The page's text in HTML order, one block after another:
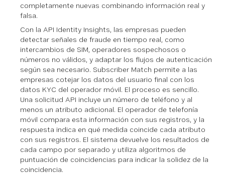
completamente nuevas combinando información real y
falsa.
Con la API Identity Insights, las empresas pueden
detectar señales de fraude en tiempo real, como
intercambios de SIM, operadores sospechosos o
números no válidos, y adaptar los flujos de autenticación
según sea necesario. Subscriber Match permite a las
empresas cotejar los datos del usuario final con los
datos KYC del operador móvil. El proceso es sencillo.
Una solicitud API incluye un número de teléfono y al
menos un atributo adicional. El operador de telefonía
móvil compara esta información con sus registros, y la
respuesta indica en qué medida coincide cada atributo
con sus registros. El sistema devuelve los resultados de
cada campo por separado y utiliza algoritmos de
puntuación de coincidencias para indicar la solidez de la
coincidencia.